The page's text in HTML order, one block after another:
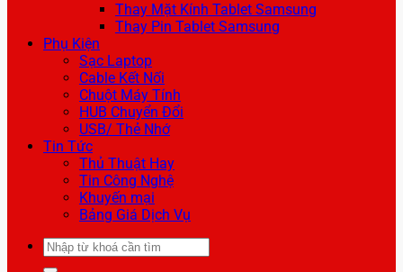
Thay Mặt Kính Tablet Samsung
Thay Pin Tablet Samsung
Phụ Kiện
Sạc Laptop
Cable Kết Nối
Chuột Máy Tính
HUB Chuyển Đổi
USB/ Thẻ Nhớ
Tin Tức
Thủ Thuật Hay
Tin Công Nghệ
Khuyến mại
Bảng Giá Dịch Vụ
Tìm
kiếm: